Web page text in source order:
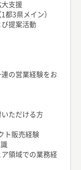
大支援
都3県メイン）
提案活動
の営業経験をお
ただける方
ト販売経験
領域での業務経